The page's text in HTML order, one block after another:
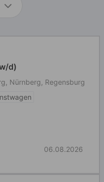
d)
Nürnberg, Regensburg
06.08.2026